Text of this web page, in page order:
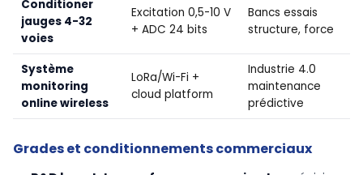
Conditioner
jauges 4-32
voies
Excitation 0,5-10 V
+ ADC 24 bits
Bancs essais
structure, force
Système
monitoring
online wireless
LoRa/Wi-Fi +
cloud platform
Industrie 4.0
maintenance
prédictive
Grades et conditionnements commerciaux